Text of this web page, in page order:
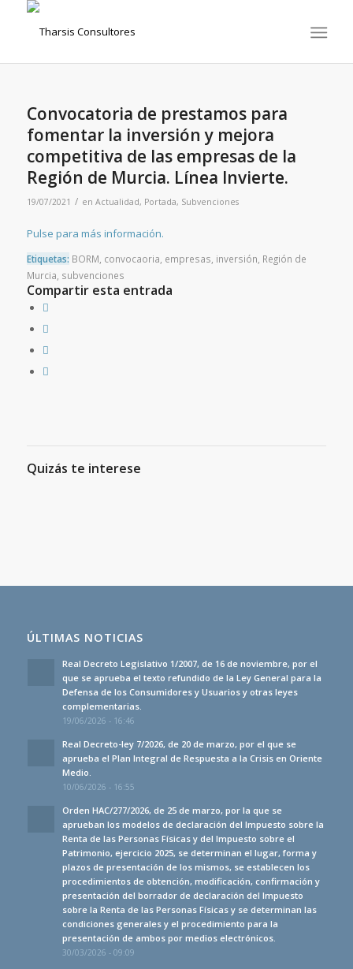
Convocatoria de prestamos para
fomentar la inversión y mejora
competitiva de las empresas de la
Región de Murcia. Línea Invierte.
19/07/2021 / en Actualidad, Portada, Subvenciones
Pulse para más información.
Etiquetas: BORM convocaoria empresas inversión Región de
Murcia subvenciones
Compartir esta entrada
Quizás te interese
ÚLTIMAS NOTICIAS
Real Decreto Legislativo 1/2007, de 16 de noviembre, por el
que se aprueba el texto refundido de la Ley General para la
Defensa de los Consumidores y Usuarios y otras leyes
complementarias.
19/06/2026 - 16:46
Real Decreto-ley 7/2026, de 20 de marzo, por el que se
aprueba el Plan Integral de Respuesta a la Crisis en Oriente
Medio.
10/06/2026 - 16:55
Orden HAC/277/2026, de 25 de marzo, por la que se
aprueban los modelos de declaración del Impuesto sobre la
Renta de las Personas Físicas y del Impuesto sobre el
Patrimonio, ejercicio 2025, se determinan el lugar, forma y
plazos de presentación de los mismos, se establecen los
procedimientos de obtención, modificación, confirmación y
presentación del borrador de declaración del Impuesto
sobre la Renta de las Personas Físicas y se determinan las
condiciones generales y el procedimiento para la
presentación de ambos por medios electrónicos.
30/03/2026 - 09:09